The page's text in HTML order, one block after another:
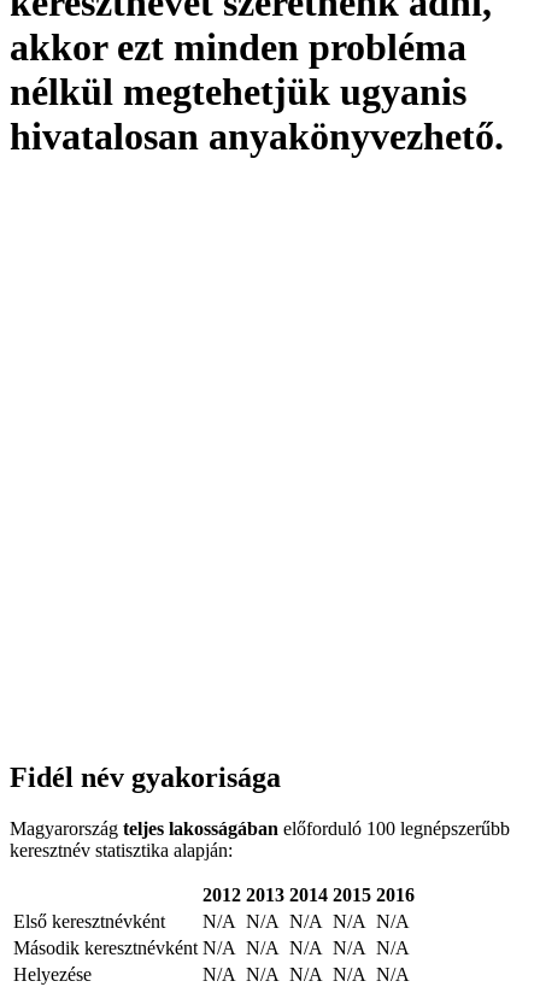
akkor ezt minden probléma
nélkül megtehetjük ugyanis
hivatalosan anyakönyvezhető.
Fidél név gyakorisága
Magyarország teljes lakosságában előforduló 100 legnépszerűbb
keresztnév statisztika alapján:
2012 2013 2014 2015 2016
Első keresztnévként
N/A N/A N/A N/A N/A
Második keresztnévként N/A N/A N/A N/A N/A
Helyezése
N/A N/A N/A N/A N/A